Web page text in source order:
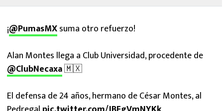
¡@PumasMXsuma otro refuerzo!
Alan Montes llega a Club Universidad, procedente de
@ClubNecaxa🇲🇽
El defensa de 24 años, hermano de César Montes, al